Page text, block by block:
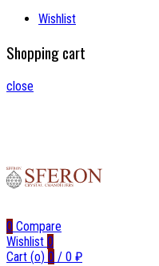
Wishlist
Shopping cart
close
0 Compare
Wishlist 0
Cart (o) 0 / 0 ₽